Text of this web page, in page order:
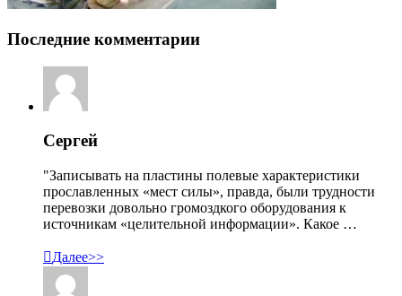
Последние комментарии
Сергей
"Записывать на пластины полевые характеристики
прославленных «мест силы», правда, были трудности
перевозки довольно громоздкого оборудования к
источникам «целительной информации». Какое …
Далее>>